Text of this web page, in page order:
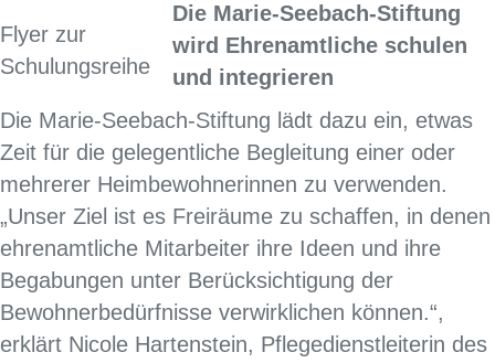
Flyer zur
Schulungsreihe
Die Marie-Seebach-Stiftung
wird Ehrenamtliche schulen
und integrieren
Die Marie-Seebach-Stiftung lädt dazu ein, etwas
Zeit für die gelegentliche Begleitung einer oder
mehrerer Heimbewohnerinnen zu verwenden.
„Unser Ziel ist es Freiräume zu schaffen, in denen
ehrenamtliche Mitarbeiter ihre Ideen und ihre
Begabungen unter Berücksichtigung der
Bewohnerbedürfnisse verwirklichen können.“,
erklärt Nicole Hartenstein, Pflegedienstleiterin des